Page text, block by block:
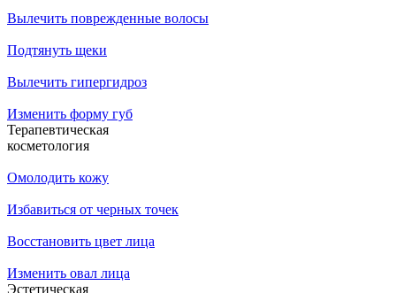
Вылечить поврежденные волосы
Подтянуть щеки
Вылечить гипергидроз
Изменить форму губ
Терапевтическая
косметология
Омолодить кожу
Избавиться от черных точек
Восстановить цвет лица
Изменить овал лица
Эстетическая